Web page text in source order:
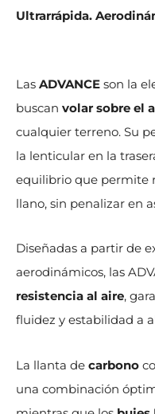
Ultrarrápida.
Las ADVANCE son la
buscan volar sobre el
cualquier terreno. Su
la lenticular en la
equilibrio que permite
llano, sin penalizar en
Diseñadas a partir de
aerodinámicos, las
resistencia al aire,
fluidez y estabilidad a
La llanta de carbono
una combinación